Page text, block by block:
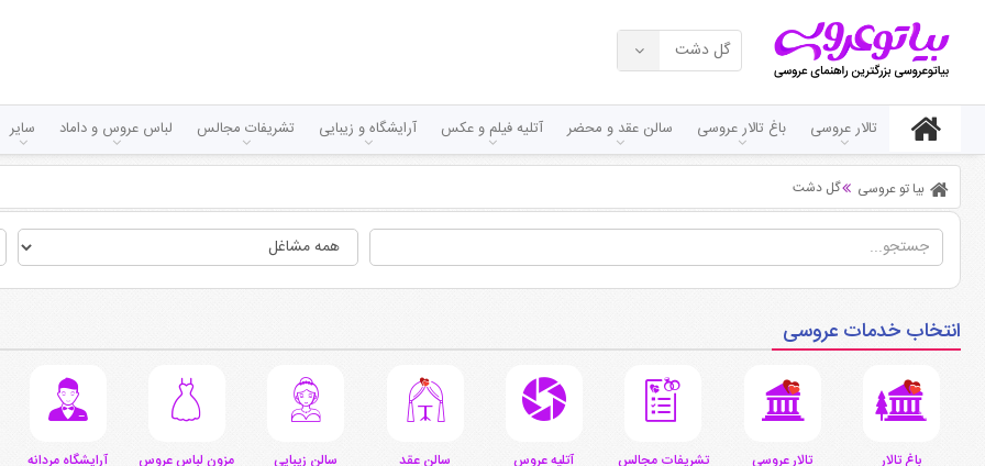
گل‌ دشت
تالار عروسی باغ تالار عروسی سالن عقد و محضر آتلیه فیلم و عکس آرایشگاه و زیبایی تشریفات مجالس لباس عروس و داماد سایر
بیا تو عروسی گل‌ دشت
انتخاب خدمات عروسی
باغ تالار تالار عروسی تشریفات مجالس آتلیه عروس سالن عقد سالن زیبایی مزون لباس عروس آرایشگاه مردانه